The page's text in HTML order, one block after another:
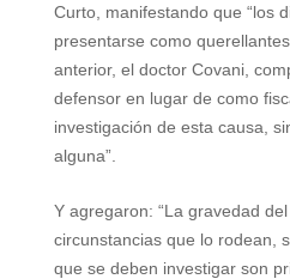
Curto, manifestando que “los
presentarse como
anterior, el doctor Covani,
defensor en lugar de como
investigación de esta causa,
alguna”.
Y agregaron: “La gravedad
circunstancias que lo rodean,
que se deben investigar son